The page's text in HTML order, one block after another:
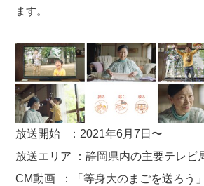
ます。
放送開始 ：2021年6月7日〜
放送エリア ：静岡県内の主要テレビ
CM動画 ：「等身大のまごを送ろう